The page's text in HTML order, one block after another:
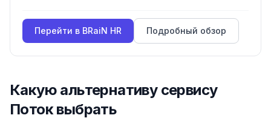
Перейти в BRaiN HR Подробный обзор
Какую альтернативу сервису
Потоквыбрать